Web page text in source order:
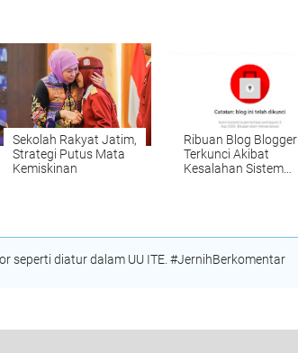
Sekolah Rakyat Jatim,
Strategi Putus Mata
Kemiskinan
Ribuan Blog Blogger
Terkunci Akibat
Kesalahan Sistem
seperti diatur dalam UU ITE. #JernihBerkomentar